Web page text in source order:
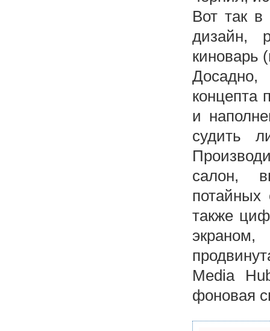
Вот так в
дизайн,
киноварь
Досадно,
концепта
и
судить
салон,
также
Media
фоновая